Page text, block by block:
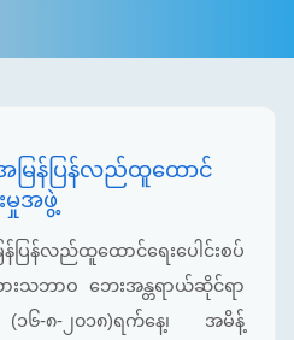
မြန်ပြန်လည်ထူထောင်
မှုအဖွဲ့
ပြန်လည်ထူထောင်ရေးပေါင်းစပ်
သဘာဝ ဘေးအန္တရာယ်ဆိုင်ရာ
၆-၈-၂၀၁၈)ရက်နေ့၊ အမိန့်